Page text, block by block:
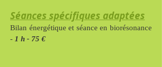
Séances spécifiques adaptées
Bilan énergétique et séance en biorésonance
- 1 h - 75 €